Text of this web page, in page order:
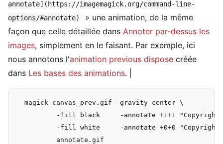
annotate](https://imagemagick.org/command-line-
options/#annotate)
» une animation, de la même
façon que celle détaillée dans Annoter par-dessus les
images, simplement en le faisant. Par exemple, ici
nous annotons l'animation previous dispose créée
dans Les bases des animations. |
  magick canvas_prev.gif -gravity center \
-fill black     -annotate +1+1
-fill white     -annotate +0+0
          annotate.gif